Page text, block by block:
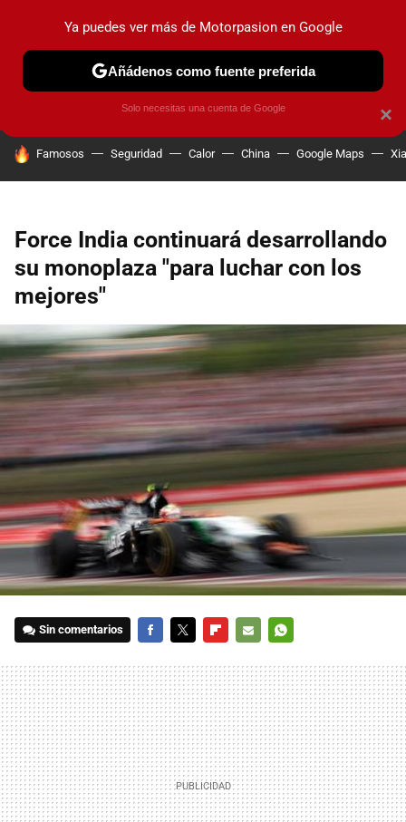
PRUEBAS COCHES ELÉCTRICOS OBSERVATORIO
HOY SE HABLA DE
Famosos Seguridad Calor China Google Maps
Force India continuará desarrollando
su monoplaza "para luchar con los
mejores"
Sin comentarios
MAIL
×
Ya puedes ver más de Motorpasion en Google
Añádenos como fuente preferida
Solo necesitas una cuenta de Google